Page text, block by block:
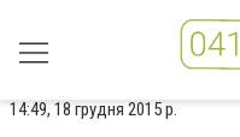
14:49, 18 грудня 2015 р.